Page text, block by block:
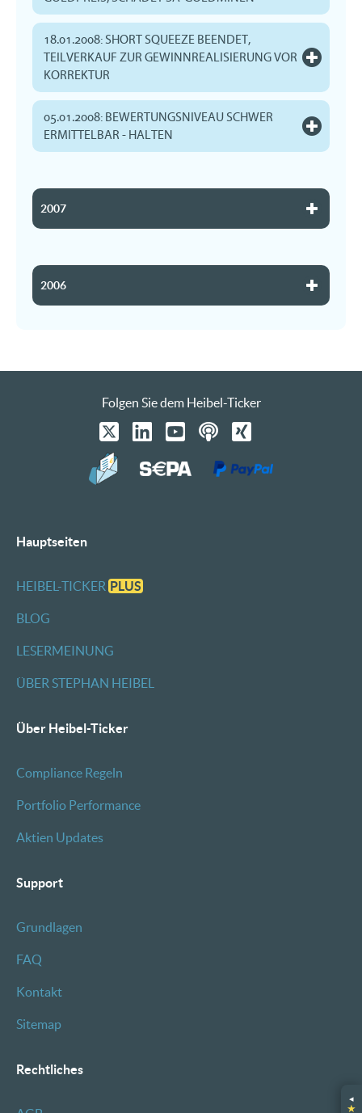
◂
★
18.01.2008: SHORT SQUEEZE BEENDET,
TEILVERKAUF ZUR GEWINNREALISIERUNG VOR
KORREKTUR
05.01.2008: BEWERTUNGSNIVEAU SCHWER
ERMITTELBAR - HALTEN
2007
2006
Folgen Sie dem Heibel-Ticker
Hauptseiten
HEIBEL-TICKER PLUS
BLOG
LESERMEINUNG
ÜBER STEPHAN HEIBEL
Über Heibel-Ticker
Compliance Regeln
Portfolio Performance
Aktien Updates
Support
Grundlagen
FAQ
Kontakt
Sitemap
Rechtliches